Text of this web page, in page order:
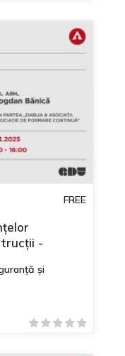
FREE
-
și